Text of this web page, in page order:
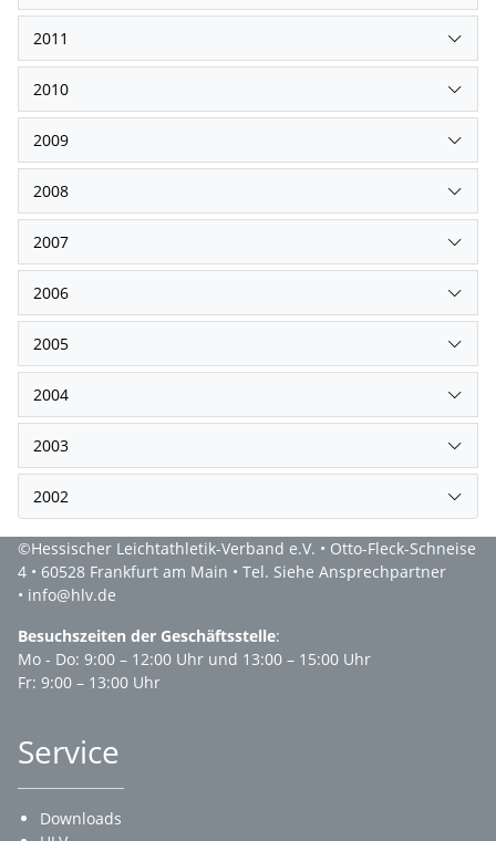
2011
2010
2009
2008
2007
2006
2005
2004
2003
2002
©Hessischer Leichtathletik-Verband e.V. • Otto-Fleck-Schneise
4 • 60528 Frankfurt am Main • Tel. Siehe Ansprechpartner
• info@hlv.de
Besuchszeiten der Geschäftsstelle:
Mo - Do: 9:00 – 12:00 Uhr und 13:00 – 15:00 Uhr
Fr: 9:00 – 13:00 Uhr
Service
Downloads